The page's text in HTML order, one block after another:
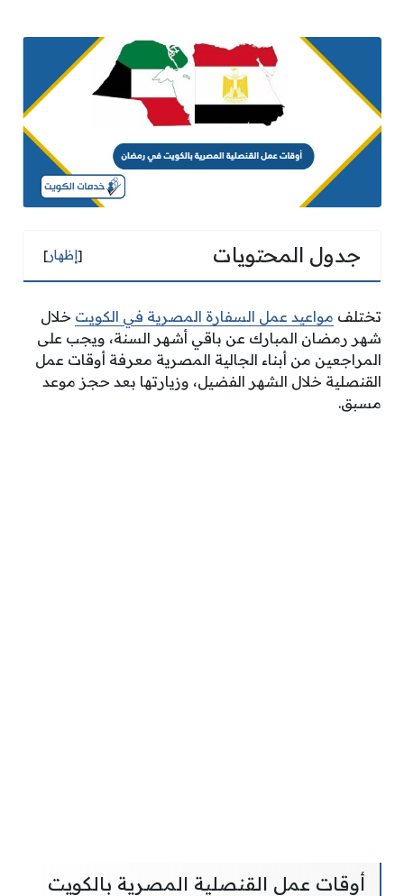
جدول المحتويات [إظهار]
تختلف مواعيد عمل السفارة المصرية في الكويت خلال
شهر رمضان المبارك عن باقي أشهر السنة، ويجب على
المراجعين من أبناء الجالية المصرية معرفة أوقات عمل
القنصلية خلال الشهر الفضيل، وزيارتها بعد حجز موعد
مسبق.
أوقات عمل القنصلية المصرية بالكويت